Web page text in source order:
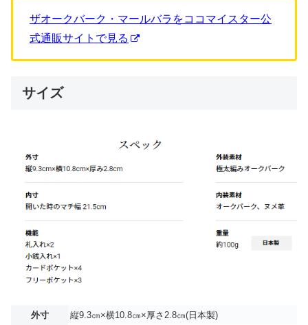
ザオークバーク・マールバラをココマイスター公
式通販サイトで見る
サイズ
外寸
縦9.3㎝×横10.8㎝×厚さ2.8㎝(日本製)